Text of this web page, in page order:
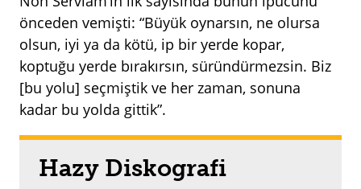
önceden vemişti: “Büyük oynarsın, ne olursa
olsun, iyi ya da kötü, ip bir yerde kopar,
koptuğu yerde bırakırsın, süründürmezsin. Biz
[bu yolu] seçmiştik ve her zaman, sonuna
kadar bu yolda gittik”.
Hazy Diskografi